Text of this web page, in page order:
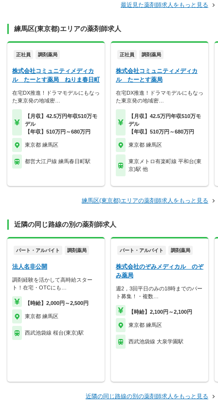
最近見た薬剤師求人をもっと見る
練馬区(東京都)エリアの薬剤師求人
正社員 調剤薬局
株式会社コミュニティメディカ
ル たーとす薬局 ねりま春日町
在宅DX推進！ドラマモデルにもなっ
た東京発の地域密…
【月収】42.5万円年収510万モ
デル
【年収】510万円～680万円
東京都 練馬区
都営大江戸線 練馬春日町駅
正社員 調剤薬局
株式会社コミュニティメディカ
ル たーとす薬局
在宅DX推進！ドラマモデルにもなっ
た東京発の地域密…
【月収】42.5万円年収510万モ
デル
【年収】510万円～680万円
東京都 練馬区
東京メトロ有楽町線 平和台(東
京)駅 他
練馬区(東京都)エリアの薬剤師求人をもっと見る
近隣の同じ路線の別の薬剤師求人
パート・アルバイト 調剤薬局
法人名非公開
調剤経験を活かして高時給スター
ト！在宅・OTCにも…
【時給】2,000円～2,500円
東京都 練馬区
西武池袋線 桜台(東京)駅
パート・アルバイト 調剤薬局
株式会社のぞみメディカル のぞ
み薬局
週2，3回平日のみの18時までのパー
ト募集！・複数…
【時給】2,100円～2,100円
東京都 練馬区
西武池袋線 大泉学園駅
近隣の同じ路線の別の薬剤師求人をもっと見る